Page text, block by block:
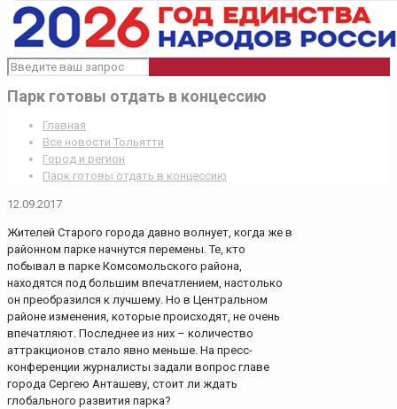
Парк готовы отдать в концессию
Главная
Все новости Тольятти
Город и регион
Парк готовы отдать в концессию
12.09.2017
Жителей Старого города давно волнует, когда же в
районном парке начнутся перемены. Те, кто
побывал в парке Комсомольского района,
находятся под большим впечатлением, настолько
он преобразился к лучшему. Но в Центральном
районе изменения, которые происходят, не очень
впечатляют. Последнее из них – количество
аттракционов стало явно меньше. На пресс-
конференции журналисты задали вопрос главе
города Сергею Анташеву, стоит ли ждать
глобального развития парка?